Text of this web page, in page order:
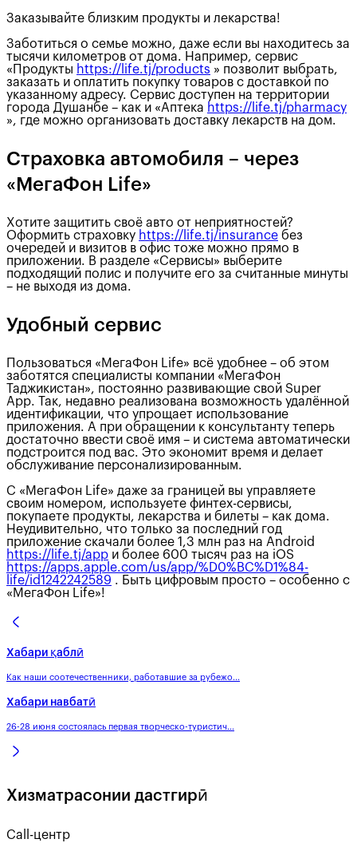
Заказывайте близким продукты и лекарства!
Заботиться о семье можно, даже если вы находитесь за
тысячи километров от дома. Например, сервис
«Продукты https://life.tj/products » позволит выбрать,
заказать и оплатить покупку товаров с доставкой по
указанному адресу. Сервис доступен на территории
города Душанбе – как и «Аптека https://life.tj/pharmacy
», где можно организовать доставку лекарств на дом.
Страховка автомобиля – через
«МегаФон Life»
Хотите защитить своё авто от неприятностей?
Оформить страховку https://life.tj/insurance без
очередей и визитов в офис тоже можно прямо в
приложении. В разделе «Сервисы» выберите
подходящий полис и получите его за считанные минуты
– не выходя из дома.
Удобный сервис
Пользоваться «МегаФон Life» всё удобнее – об этом
заботятся специалисты компании «МегаФон
Таджикистан», постоянно развивающие свой Super
App. Так, недавно реализована возможность удалённой
идентификации, что упрощает использование
приложения. А при обращении к консультанту теперь
достаточно ввести своё имя – и система автоматически
подстроится под вас. Это экономит время и делает
обслуживание персонализированным.
С «МегаФон Life» даже за границей вы управляете
своим номером, используете финтех-сервисы,
покупаете продукты, лекарства и билеты – как дома.
Неудивительно, что только за последний год
приложение скачали более 1,3 млн раз на Android
https://life.tj/app и более 600 тысяч раз на iOS
https://apps.apple.com/us/app/%D0%BC%D1%84-
life/id1242242589 . Быть цифровым просто – особенно с
«МегаФон Life»!
Хабари қаблӣ
Как наши соотечественники, работавшие за рубежо...
Хабари навбатӣ
26-28 июня состоялась первая творческо-туристич...
Хизматрасонии дастгирӣ
Call-центр